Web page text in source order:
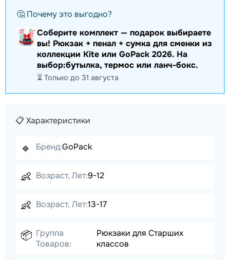
🤔 Почему это выгодно?
Соберите комплект — подарок выбираете
вы! Рюкзак + пенал + сумка для сменки из
коллекции Kite или GoPack 2026. На
выбор:бутылка, термос или ланч-бокс.
⏳ Только до 31 августа
📋 Характеристики
🔹 Бренд:GoPack
👶 Возраст, Лет:9-12
👶 Возраст, Лет:13-17
📦 Группа
Товаров:
Рюкзаки для Старших
классов